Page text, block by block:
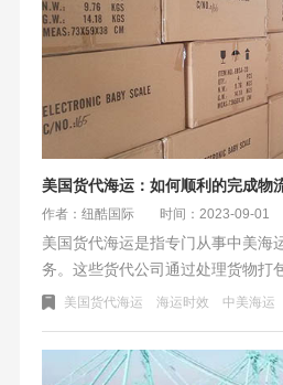
美国货代海运：如何顺利的完成物
作者：纽酷国际 时间：2023-09-01
美国货代海运是指专门从事中美海
务。这些货代公司通过处理货物打
保险等环节，并与船东、仓库、报
业知识与经验、全球网络、货物追
务等。选择合适的美国货代海运公
美国货代海运 海运时效 中美海运